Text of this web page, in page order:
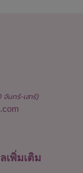
จันทร์-เสาร์)
เพิ่มเติม